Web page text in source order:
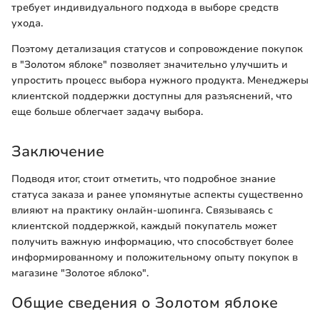
требует индивидуального подхода в выборе средств
ухода.
Поэтому детализация статусов и сопровождение покупок
в "Золотом яблоке" позволяет значительно улучшить и
упростить процесс выбора нужного продукта. Менеджеры
клиентской поддержки доступны для разъяснений, что
еще больше облегчает задачу выбора.
Заключение
Подводя итог, стоит отметить, что подробное знание
статуса заказа и ранее упомянутые аспекты существенно
влияют на практику онлайн-шопинга. Связываясь с
клиентской поддержкой, каждый покупатель может
получить важную информацию, что способствует более
информированному и положительному опыту покупок в
магазине "Золотое яблоко".
Общие сведения о Золотом яблоке